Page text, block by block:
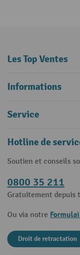
Les Top Ventes
Informations
Service
Hotline de
Soutien et conseils
0800 35 211
Gratuitement depuis
Ou via notre
Droit de retractation